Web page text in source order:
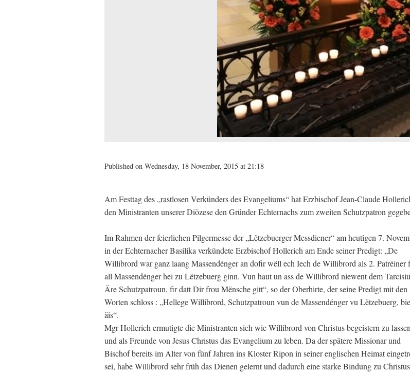
Published on Wednesday, 18 November, 2015 at 21:18
Am Festtag des „rastlosen Verkünders des Evangeliums“ hat Erzbischof Jean-Claude
den Ministranten unserer Diözese den Gründer Echternachs zum zweiten Schutzpatron
Im Rahmen der feierlichen Pilgermesse der „Lëtzebuerger Messdiener“ am heutigen 7.
in der Echternacher Basilika verkündete Erzbischof Hollerich am Ende seiner Predigt: „De
Willibrord war ganz laang Massendénger an dofir wëll ech Iech de Willibrord als 2. Patréiner
all Massendénger hei zu Lëtzebuerg ginn. Vun haut un ass de Willibrord niewent dem
Äre Schutzpatroun, fir datt Dir frou Mënsche gitt“, so der Oberhirte, der seine Predigt mit den
Worten schloss : „Hellege Willibrord, Schutzpatroun vun de Massendénger vu Lëtzebuerg,
äis“.
Mgr Hollerich ermutigte die Ministranten sich wie Willibrord von Christus begeistern zu lassen
und als Freunde von Jesus Christus das Evangelium zu leben. Da der spätere Missionar und
Bischof bereits im Alter von fünf Jahren ins Kloster Ripon in seiner englischen Heimat
sei, habe Willibrord sehr früh das Dienen gelernt und dadurch eine starke Bindung zu Christus